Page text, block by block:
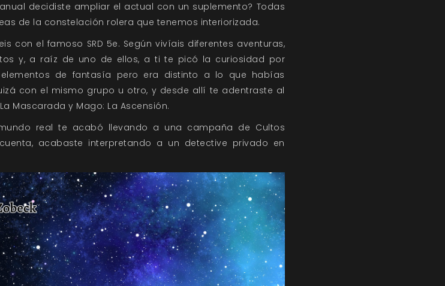
decidiste ampliar el actual con un suplemento? Todas
de la constelación rolera que tenemos interiorizada.
con el famoso SRD 5e. Según vivíais diferentes aventuras,
y, a raíz de uno de ellos, a ti te picó la curiosidad por
elementos de fantasía pero era distinto a lo que habías
con el mismo grupo u otro, y desde allí te adentraste al
Mascarada y Mago: La Ascensión.
real te acabó llevando a una campaña de Cultos
acabaste interpretando a un detective privado en